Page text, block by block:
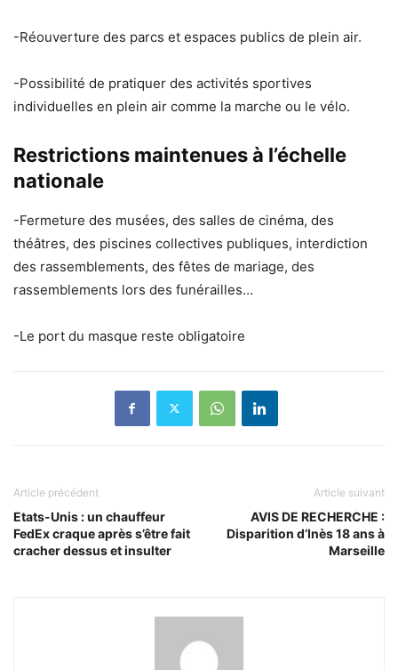
-Réouverture des parcs et espaces publics de plein air.
-Possibilité de pratiquer des activités sportives
individuelles en plein air comme la marche ou le vélo.
Restrictions maintenues à l’échelle
nationale
-Fermeture des musées, des salles de cinéma, des
théâtres, des piscines collectives publiques, interdiction
des rassemblements, des fêtes de mariage, des
rassemblements lors des funérailles…
-Le port du masque reste obligatoire
Article précédent
Etats-Unis : un chauffeur
FedEx craque après s’être fait
cracher dessus et insulter
Article suivant
AVIS DE RECHERCHE :
Disparition d’Inès 18 ans à
Marseille